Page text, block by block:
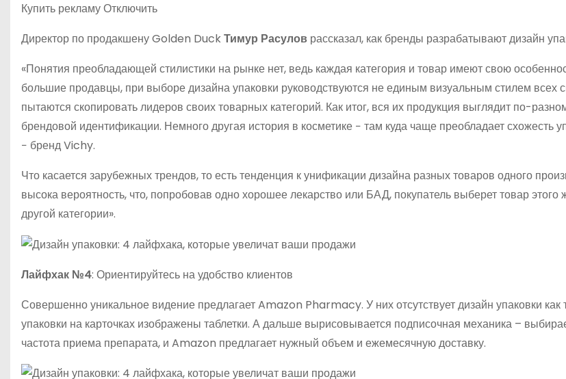
Купить рекламу Отключить
Директор по продакшену Golden DuckТимур Расулов рассказал, как бренды разрабатывают дизайн
«Понятия преобладающей стилистики на рынке нет, ведь каждая категория и товар имеют свою
большие продавцы, при выборе дизайна упаковки руководствуются не единым визуальным стилем всех
пытаются скопировать лидеров своих товарных категорий. Как итог, вся их продукция выглядит по-
брендовой идентификации. Немного другая история в косметике − там куда чаще преобладает схожесть
− бренд Vichy.
Что касается зарубежных трендов, то есть тенденция к унификации дизайна разных товаров одного
высока вероятность, что, попробовав одно хорошее лекарство или БАД, покупатель выберет товар этого
другой категории».
Лайфхак №4: Ориентируйтесь на удобство клиентов
Совершенно уникальное видение предлагает Amazon Pharmacy. У них отсутствует дизайн упаковки как
упаковки на карточках изображены таблетки. А дальше вырисовывается подписочная механика –
частота приема препарата, и Amazon предлагает нужный объем и ежемесячную доставку.